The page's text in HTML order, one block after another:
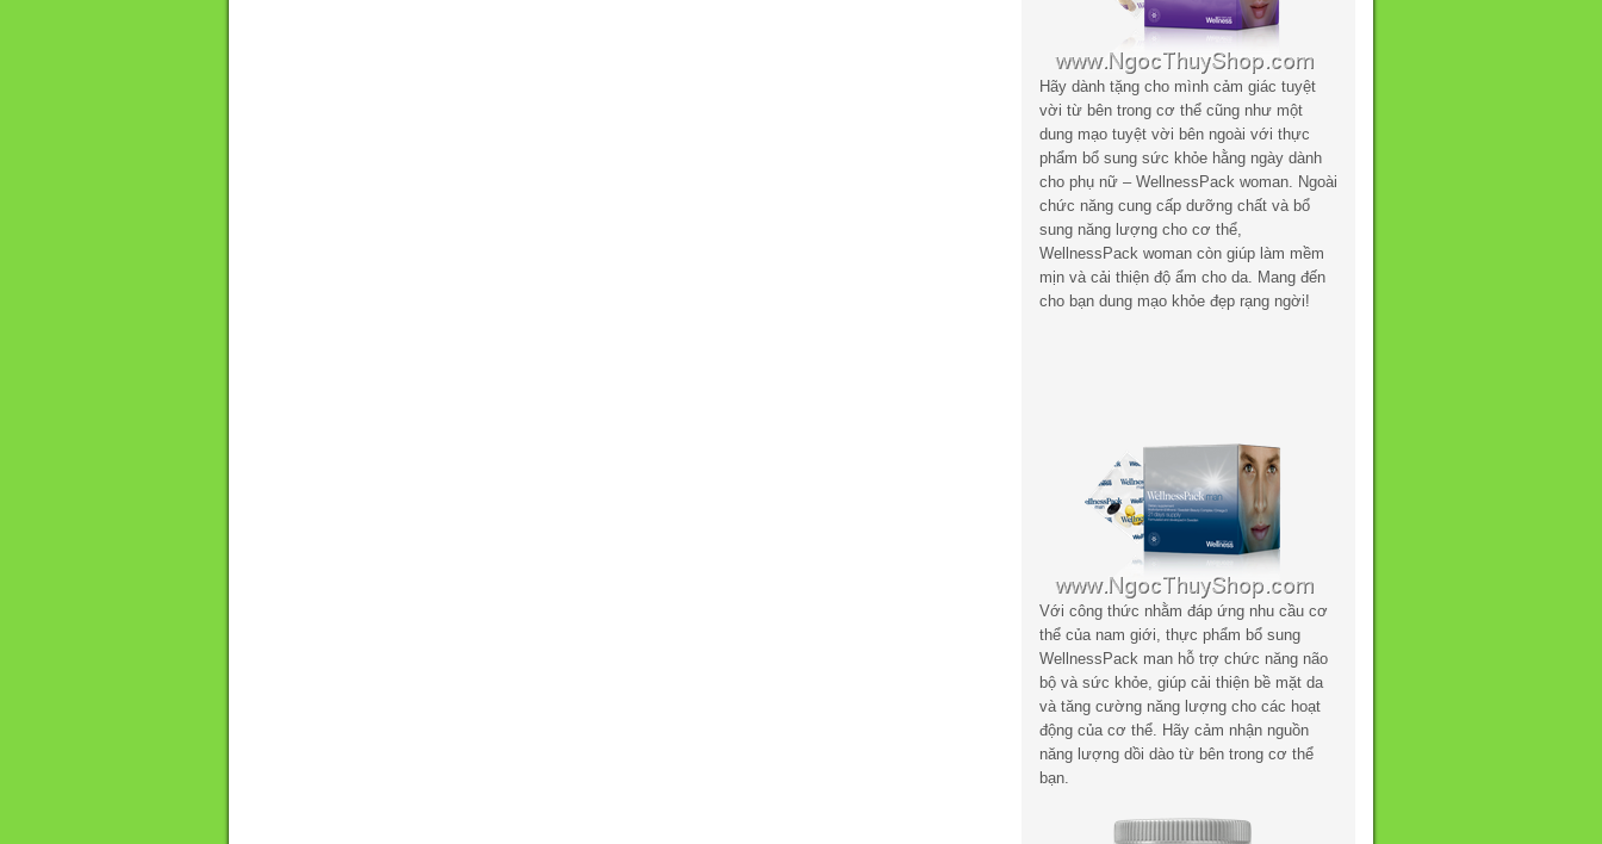
Hãy dành tặng cho mình cảm giác tuyệt
vời từ bên trong cơ thể cũng như một
dung mạo tuyệt vời bên ngoài với thực
phẩm bổ sung sức khỏe hằng ngày dành
cho phụ nữ – WellnessPack woman. Ngoài
chức năng cung cấp dưỡng chất và bổ
sung năng lượng cho cơ thể,
WellnessPack woman còn giúp làm mềm
mịn và cải thiện độ ẩm cho da. Mang đến
cho bạn dung mạo khỏe đẹp rạng ngời!
Với công thức nhằm đáp ứng nhu cầu cơ
thể của nam giới, thực phẩm bổ sung
WellnessPack man hỗ trợ chức năng não
bộ và sức khỏe, giúp cải thiện bề mặt da
và tăng cường năng lượng cho các hoạt
động của cơ thể. Hãy cảm nhận nguồn
năng lượng dồi dào từ bên trong cơ thể
bạn.